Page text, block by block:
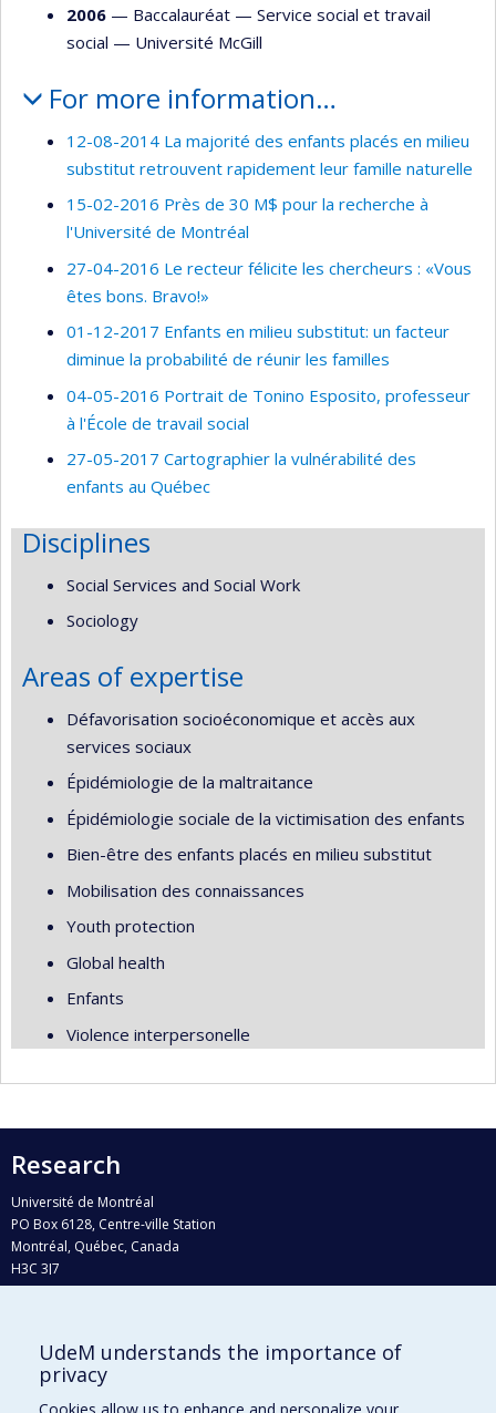
2006 — Baccalauréat — Service social et travail
social — Université McGill
For more information…
12-08-2014 La majorité des enfants placés en milieu
substitut retrouvent rapidement leur famille naturelle
15-02-2016 Près de 30 M$ pour la recherche à
l'Université de Montréal
27-04-2016 Le recteur félicite les chercheurs : «Vous
êtes bons. Bravo!»
01-12-2017 Enfants en milieu substitut: un facteur
diminue la probabilité de réunir les familles
04-05-2016 Portrait de Tonino Esposito, professeur
à l'École de travail social
27-05-2017 Cartographier la vulnérabilité des
enfants au Québec
Disciplines
Social Services and Social Work
Sociology
Areas of expertise
Défavorisation socioéconomique et accès aux
services sociaux
Épidémiologie de la maltraitance
Épidémiologie sociale de la victimisation des enfants
Bien-être des enfants placés en milieu substitut
Mobilisation des connaissances
Youth protection
Global health
Enfants
Violence interpersonelle
Research
Université de Montréal
PO Box 6128, Centre-ville Station
Montréal, Québec, Canada
H3C 3J7
Who does what?
Find us
UdeM understands the importance of
privacy
Cookies allow us to enhance and personalize your